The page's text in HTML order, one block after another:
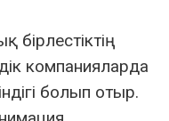
бірлестіктің
компанияларда
болып отыр.